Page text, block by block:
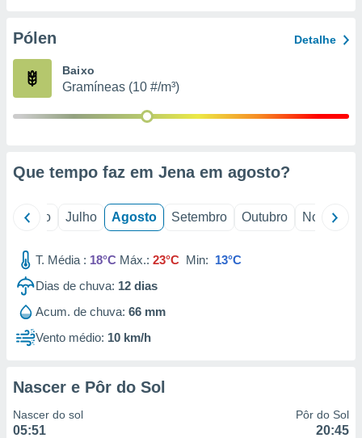
através
estudos
de
1199
Pólen Detalhe
Baixo
Gramíneas (10 #/m³)
Que tempo faz em Jena em agosto?
Junho Julho Agosto Setembro Outubro Novembro
T. Média : 18°C Máx.: 23°C Min: 13°C
Dias de chuva: 12 dias
Acum. de chuva: 66 mm
Vento médio: 10 km/h
Nascer e Pôr do Sol
Nascer do sol
05:51
Pôr do Sol
20:45